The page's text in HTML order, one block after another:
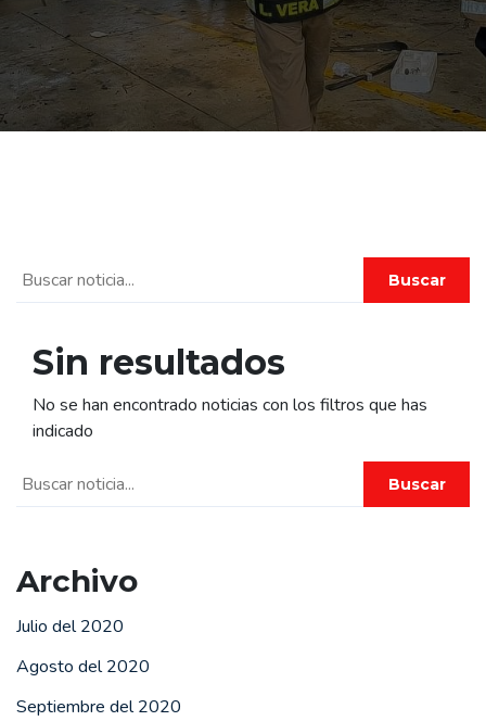
Buscar
Sin resultados
No se han encontrado noticias con los filtros que has
indicado
Buscar
Archivo
Julio del 2020
Agosto del 2020
Septiembre del 2020